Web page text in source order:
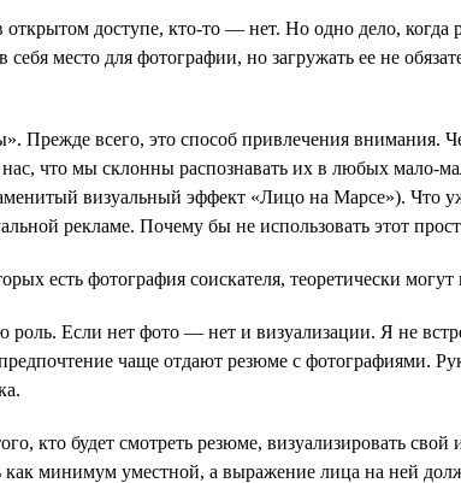
доступе, кто-то — нет. Но одно дело,
место для фотографии, но загружать ее не
всего, это способ привлечения внимания.
что мы склонны распознавать их в любых мало-
визуальный эффект «Лицо на Марсе»). Что
рекламе. Почему бы не использовать этот
есть фотография соискателя, теоретически
Если нет фото — нет и визуализации. Я не
чаще отдают резюме с фотографиями.
кто будет смотреть резюме, визуализировать
минимум уместной, а выражение лица на ней